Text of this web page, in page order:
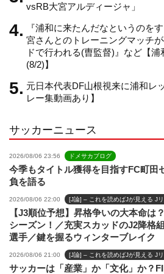
vsRB大宮アルディージャ」
『浦和に来たんだなというのを
宮さんとのトレーニングマッチ
ドで行われる(曺監督)』など【
(8/2)】
元日本代表DF山根視来に浦和レ
レー集動画あり】
サッカーニュース
2026/08/06 23:56 ドメサカブログ
今季もタイトル獲得を目指すFC町田
負を語る
2026/08/06 22:00 [J論] – これを読めばJが見える J
【J3順位予想】昇格争いの大本命は
シーズン！／充実スカッドのJ2降格
選手／鍵を握るウィンターブレイク
2026/08/06 21:00 [J論] – これを読めばJが見える J
サッカーは「産業」か「文化」か？